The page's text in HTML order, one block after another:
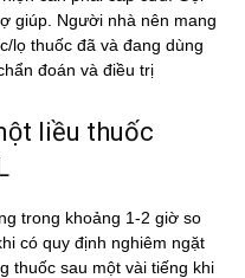
giúp. Người nhà nên mang
lọ thuốc đã và đang dùng
đoán và điều trị
liều thuốc
trong khoảng 1-2 giờ so
có quy định nghiêm ngặt
thuốc sau một vài tiếng khi